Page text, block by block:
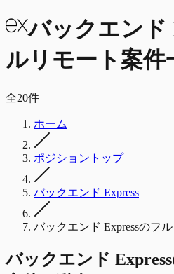
バックエンド
ルリモート 案件
全20件
ホーム
ポジショントップ
バックエンド Express
バックエンド Expressのフ
バックエンド Express